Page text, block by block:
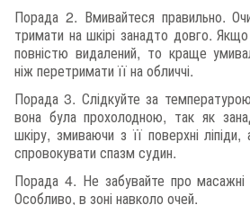
Порада 2. Вмивайтеся правильно.
тримати на шкірі занадто довго.
повністю видалений, то краще
ніж перетримати її на обличчі.
Порада 3. Слідкуйте за
вона була прохолодною, так як
шкіру, змиваючи з її поверхні
спровокувати спазм судин.
Порада 4. Не забувайте про масажні
Особливо, в зоні навколо очей.